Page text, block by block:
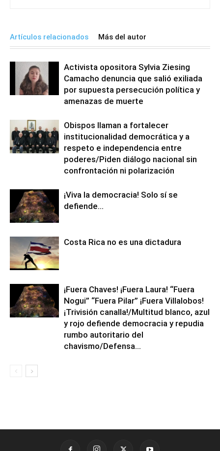
Artículos relacionados Más del autor
Activista opositora Sylvia Ziesing
Camacho denuncia que salió exiliada
por supuesta persecución política y
amenazas de muerte
Obispos llaman a fortalecer
institucionalidad democrática y a
respeto e independencia entre
poderes/Piden diálogo nacional sin
confrontación ni polarización
¡Viva la democracia! Solo sí se
defiende…
Costa Rica no es una dictadura
¡Fuera Chaves! ¡Fuera Laura! “Fuera
Nogui” “Fuera Pilar” ¡Fuera Villalobos!
¡Trivisión canalla!/Multitud blanco, azul
y rojo defiende democracia y repudia
rumbo autoritario del
chavismo/Defensa...